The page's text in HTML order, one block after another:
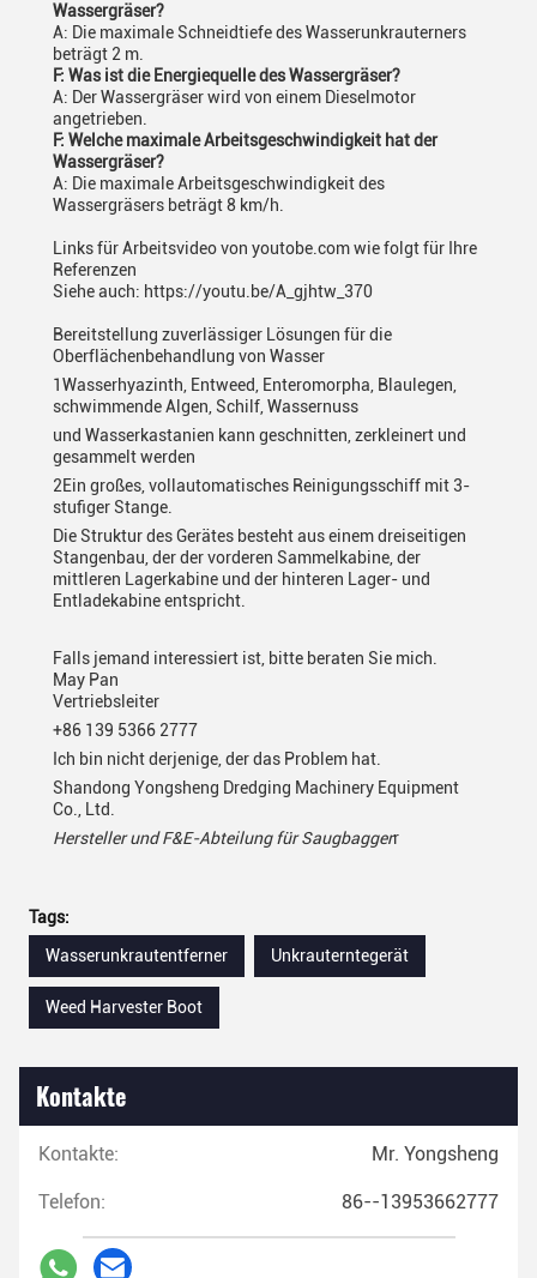
Wassergräser?
A: Die maximale Schneidtiefe des Wasserunkrauterners
beträgt 2 m.
F: Was ist die Energiequelle des Wassergräser?
A: Der Wassergräser wird von einem Dieselmotor
angetrieben.
F: Welche maximale Arbeitsgeschwindigkeit hat der
Wassergräser?
A: Die maximale Arbeitsgeschwindigkeit des
Wassergräsers beträgt 8 km/h.
Links für Arbeitsvideo von youtobe.com wie folgt für Ihre
Referenzen
Siehe auch: https://youtu.be/A_gjhtw_370
Bereitstellung zuverlässiger Lösungen für die
Oberflächenbehandlung von Wasser
1Wasserhyazinth, Entweed, Enteromorpha, Blaulegen,
schwimmende Algen, Schilf, Wassernuss
und Wasserkastanien kann geschnitten, zerkleinert und
gesammelt werden
2Ein großes, vollautomatisches Reinigungsschiff mit 3-
stufiger Stange.
Die Struktur des Gerätes besteht aus einem dreiseitigen
Stangenbau, der der vorderen Sammelkabine, der
mittleren Lagerkabine und der hinteren Lager- und
Entladekabine entspricht.
Falls jemand interessiert ist, bitte beraten Sie mich.
May Pan
Vertriebsleiter
+86 139 5366 2777
Ich bin nicht derjenige, der das Problem hat.
Shandong Yongsheng Dredging Machinery Equipment
Co., Ltd.
Hersteller und F&E-Abteilung für Saugbaggerr
Tags:
Wasserunkrautentferner
Unkrauterntegerät
Weed Harvester Boot
Kontakte
Kontakte: Mr. Yongsheng
Telefon: 86--13953662777